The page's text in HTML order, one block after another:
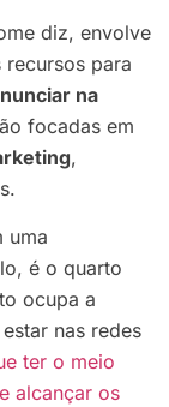
diz, envolve
para
na
focadas em
,
uma
é o quarto
ocupa a
nas redes
ter o meio
alcançar os